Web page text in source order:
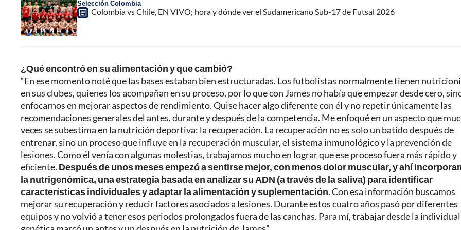
Selección Colombia
Colombia vs Chile, EN VIVO; hora y dónde ver el Sudamericano Sub-17 de Futsal 2026
¿Qué encontró en su alimentación y que cambió?
“En ese momento noté que las bases estaban bien estructuradas. Los futbolistas normalmente tienen
en sus clubes, quienes los acompañan en su proceso, por lo que con James no había que empezar desde cero,
enfocarnos en mejorar aspectos de rendimiento. Quise hacer algo diferente con él y no repetir únicamente las
recomendaciones generales del antes, durante y después de la competencia. Me enfoqué en un aspecto que
veces se subestima en la nutrición deportiva: la recuperación. La recuperación no es solo un batido después de
entrenar, sino un proceso que influye en la recuperación muscular, el sistema inmunológico y la prevención de
lesiones. Como él venía con algunas molestias, trabajamos mucho en lograr que ese proceso fuera más rápido y
eficiente. Después de unos meses empezó a sentirse mejor, con menos dolor muscular, y ahí
la nutrigenómica, una estrategia basada en analizar su ADN (a través de la saliva) para identificar
características individuales y adaptar la alimentación y suplementación. Con esa información buscamos
mejorar su recuperación y reducir factores asociados a lesiones. Durante estos cuatro años pasó por diferentes
equipos y no volvió a tener esos periodos prolongados fuera de las canchas. Para mí, trabajar desde la